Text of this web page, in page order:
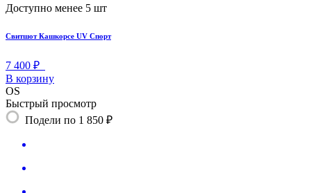
Доступно менее 5 шт
Свитшот Кашкорсе UV Спорт
7 400 ₽
В корзину
OS
Быстрый просмотр
Подели по 1 850 ₽